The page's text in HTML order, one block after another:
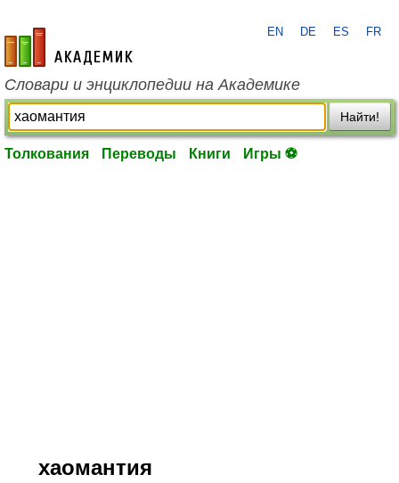
academic.ru
EN DE ES FR
Словари и энциклопедии на Академике
Найти!
Толкования Переводы Книги Игры ⚽
хаомантия